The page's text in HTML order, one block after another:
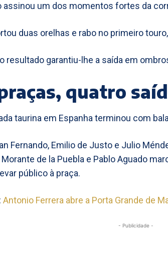
assinou um dos momentos fortes da
duas orelhas e rabo no primeiro
resultado garantiu-lhe a saída em
quatro
taurina em Espanha terminou com
Fernando, Emilio de Justo e Julio
de la Puebla e Pablo Aguado
público à praça.
Antonio Ferrera abre a Porta Grande de
- Publicidade -